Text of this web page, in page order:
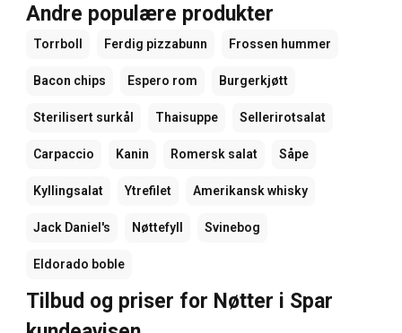
Andre populære produkter
Torrboll Ferdig pizzabunn Frossen hummer
Bacon chips Espero rom Burgerkjøtt
Sterilisert surkål Thaisuppe Sellerirotsalat
Carpaccio Kanin Romersk salat Såpe
Kyllingsalat Ytrefilet Amerikansk whisky
Jack Daniel's Nøttefyll Svinebog
Eldorado boble
Tilbud og priser for Nøtter i Spar